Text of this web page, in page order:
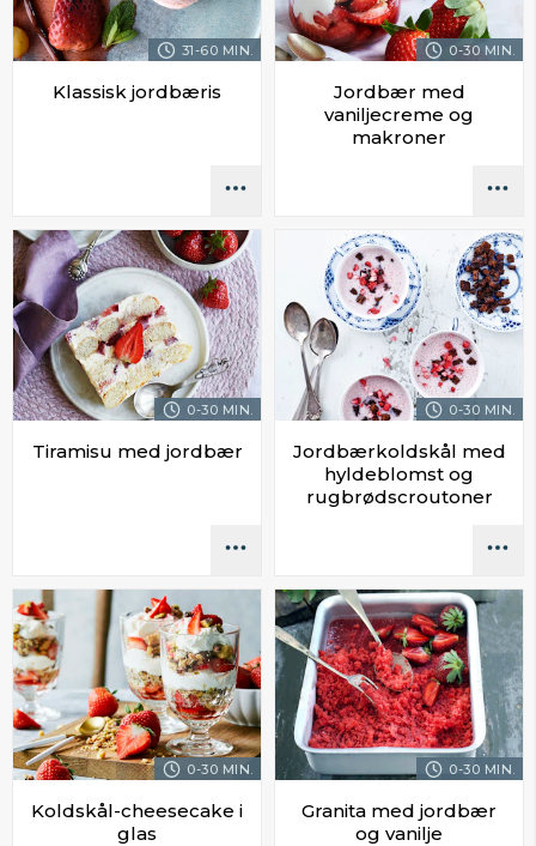
31-60 MIN.
Klassisk jordbæris
0-30 MIN.
Jordbær med
vaniljecreme og
makroner
0-30 MIN.
Tiramisu med jordbær
0-30 MIN.
Jordbærkoldskål med
hyldeblomst og
rugbrødscroutoner
0-30 MIN.
Koldskål-cheesecake i
glas
0-30 MIN.
Granita med jordbær
og vanilje